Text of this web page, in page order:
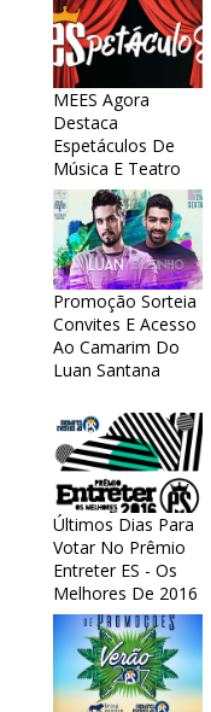
MEES Agora
Destaca
Espetáculos De
Música E Teatro
Promoção Sorteia
Convites E Acesso
Ao Camarim Do
Luan Santana
Últimos Dias Para
Votar No Prêmio
Entreter ES - Os
Melhores De 2016